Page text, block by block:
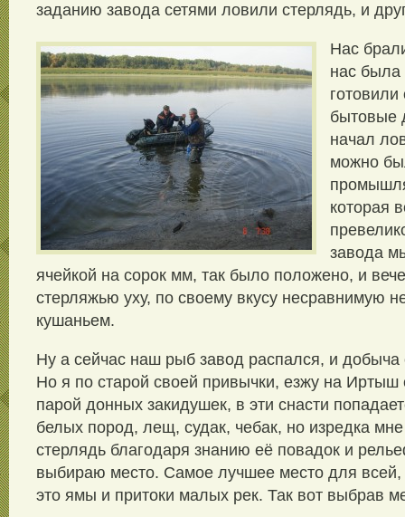
заданию завода сетями ловили стерлядь, и
Нас
нас была
бытовые
начал
можно
которая
завода
ячейкой на сорок мм, так было положено, и
стерляжью уху, по своему вкусу несравнимую
кушаньем.
Ну а сейчас наш рыб завод распался, и добыча
Но я по старой своей привычки, езжу на Иртыш
парой донных закидушек, в эти снасти
белых пород, лещ, судак, чебак, но изредка
стерлядь благодаря знанию её повадок и
выбираю место. Самое лучшее место для
это ямы и притоки малых рек. Так вот выбрав